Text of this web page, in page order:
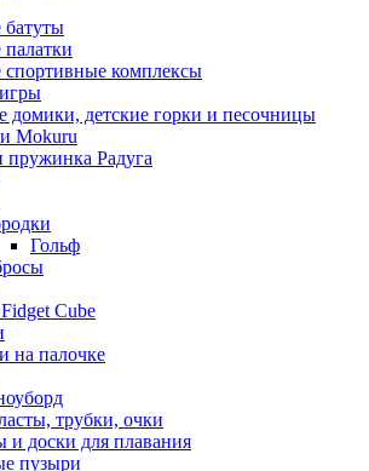
батуты
палатки
спортивные комплексы
домики, детские горки и песочницы
Mokuru
Радуга
Гольф
Cube
на палочке
трубки, очки
и доски для плавания
пузыри